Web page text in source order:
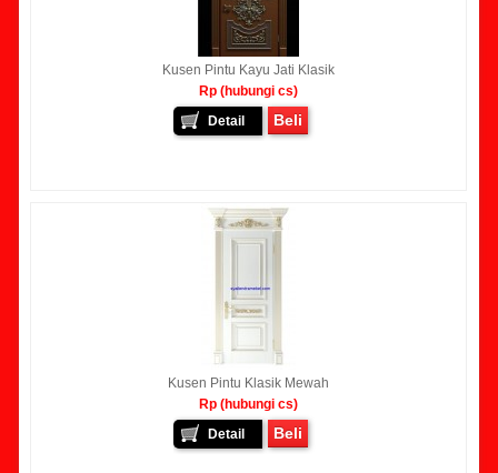
Kusen Pintu Kayu Jati Klasik
Rp (hubungi cs)
Detail
Beli
Kusen Pintu Klasik Mewah
Rp (hubungi cs)
Detail
Beli